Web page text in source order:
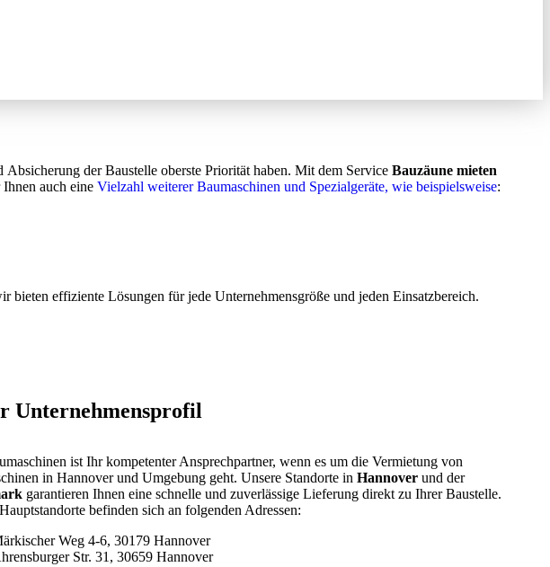
der Baustelle oberste Priorität haben. Mit dem Service Bauzäune mieten
auch eine Vielzahl weiterer Baumaschinen und Spezialgeräte, wie beispielsweise:
effiziente Lösungen für jede Unternehmensgröße und jeden Einsatzbereich.
Unternehmensprofil
ist Ihr kompetenter Ansprechpartner, wenn es um die Vermietung von
in Hannover und Umgebung geht. Unsere Standorte in Hannover und der
garantieren Ihnen eine schnelle und zuverlässige Lieferung direkt zu Ihrer Baustelle.
befinden sich an folgenden Adressen:
Weg 4-6, 30179 Hannover
Str. 31, 30659 Hannover